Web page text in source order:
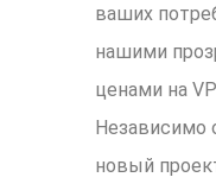
ваших
нашими
ценами на
Независимо
новый